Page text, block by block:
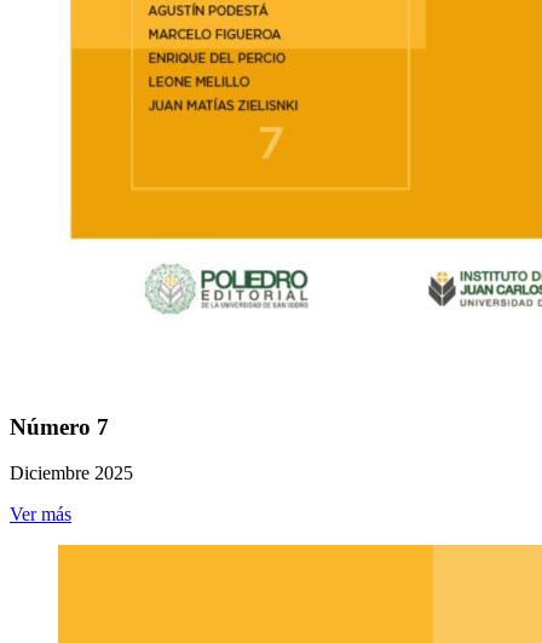
Número 7
Diciembre 2025
Ver más